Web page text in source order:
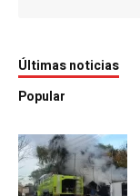
Últimas noticias
Popular